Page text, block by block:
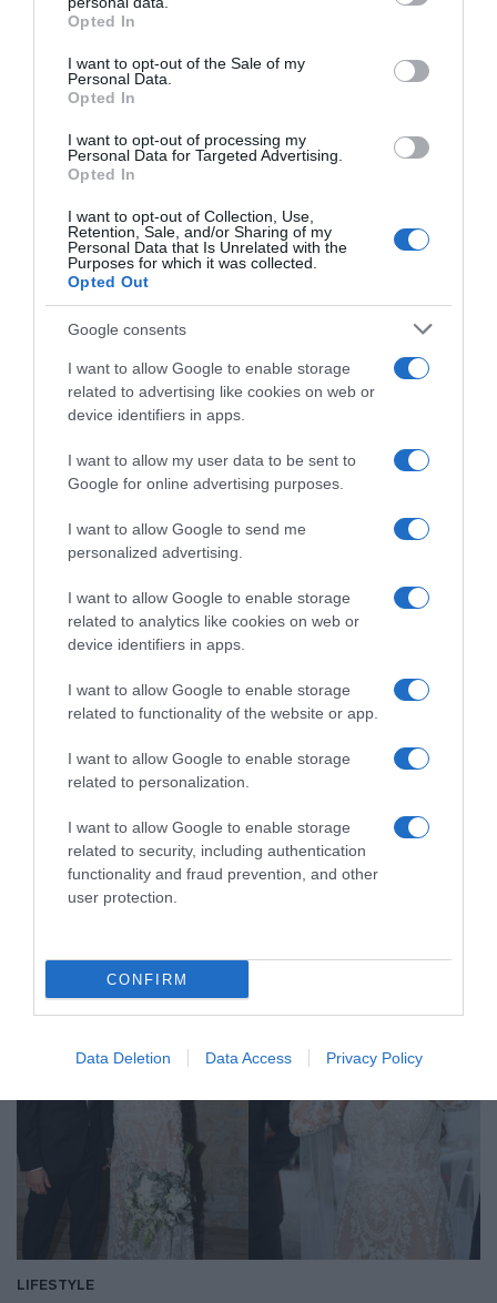
grant or deny consent to Google and its third-party tags to
use your data for below specified purposes in below Google
consent section.
Opted In
I want to opt-out of the Sale of my
Personal Data.
Opted In
I want to opt-out of processing my
Personal Data for Targeted Advertising.
Opted In
I want to opt-out of Collection, Use,
Retention, Sale, and/or Sharing of my
Personal Data that Is Unrelated with the
Purposes for which it was collected.
Opted Out
Google consents
I want to allow Google to enable storage
related to advertising like cookies on web or
device identifiers in apps.
I want to allow my user data to be sent to
Google for online advertising purposes.
I want to allow Google to send me
personalized advertising.
I want to allow Google to enable storage
related to analytics like cookies on web or
device identifiers in apps.
I want to allow Google to enable storage
related to functionality of the website or app.
I want to allow Google to enable storage
related to personalization.
I want to allow Google to enable storage
related to security, including authentication
functionality and fraud prevention, and other
user protection.
CONFIRM
Data Deletion Data Access Privacy Policy
LIFESTYLE
Η Ιωάννα Τούνη μοιράστηκε στιγμές από τη
βάφτιση στη Μύκονο – «Να είμαστε πάντα
μαζί, ενωμένες και αγαπημένες»
«Φίλες που έγιναν οικογένεια»
11.10.2025 - 18:35
LIFESTYLE
Ιωάννα Τούνη: Έγινε νονά στη Μύκονο – Το
φωτογραφικό άλμπουμ της λαμπερής
βάφτισης (pics)
Η influencer έζησε ένα από τα πιο ιδιαίτερα
Σαββατοκύριακα της ζωής της
06.10.2025 - 10:34
LIFESTYLE